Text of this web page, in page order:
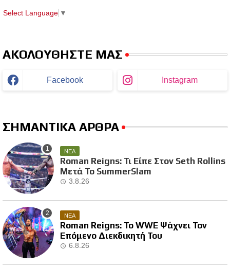
Select Language ▼
ΑΚΟΛΟΥΘΗΣΤΕ ΜΑΣ
Facebook Instagram
ΣΗΜΑΝΤΙΚΑ ΑΡΘΡΑ
ΝΕΑ
Roman Reigns: Τι Είπε Στον Seth Rollins
Μετά Το SummerSlam
3.8.26
ΝΕΑ
Roman Reigns: Το WWE Ψάχνει Τον
Επόμενο Διεκδικητή Του
6.8.26